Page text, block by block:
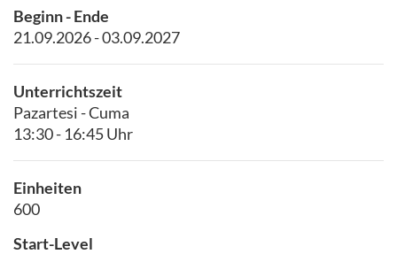
Beginn - Ende
21.09.2026 - 03.09.2027
Unterrichtszeit
Pazartesi - Cuma
13:30 - 16:45 Uhr
Einheiten
600
Start-Level